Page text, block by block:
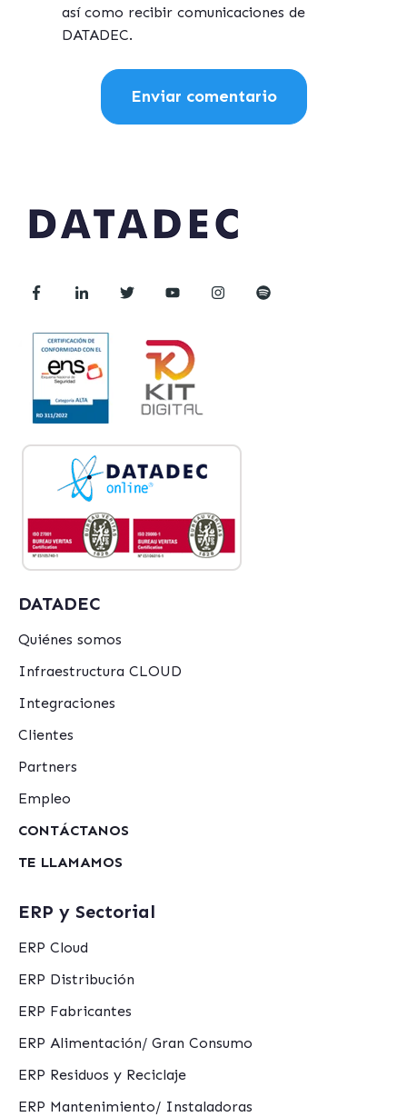
así como recibir comunicaciones de
DATADEC.
DATADEC
Quiénes somos
Infraestructura CLOUD
Integraciones
Clientes
Partners
Empleo
CONTÁCTANOS
TE LLAMAMOS
ERP y Sectorial
ERP Cloud
ERP Distribución
ERP Fabricantes
ERP Alimentación/ Gran Consumo
ERP Residuos y Reciclaje
ERP Mantenimiento/ Instaladoras